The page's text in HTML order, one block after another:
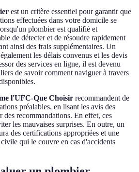
est un critère essentiel pour garantir que
effectuées dans votre domicile se
plombier est qualifié et
de détecter et de résoudre rapidement
ainsi des frais supplémentaires. Un
les délais convenus et les devis
des services en ligne, il est devenu
de savoir comment naviguer à travers
l'UFC-Que Choisir recommandent de
préalables, en lisant les avis des
des recommandations. En effet, ces
les mauvaises surprises. En outre, un
des certifications appropriées et une
qui le couvre en cas d'accidents